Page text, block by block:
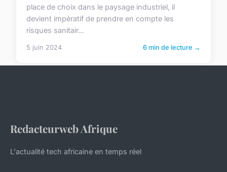
place de choix dans le paysage industriel, il
devient impératif de prendre en compte les
risques sanitair...
5 juin 2024 6 min de lecture →
Redacteurweb Afrique
L'actualité tech africaine en temps réel